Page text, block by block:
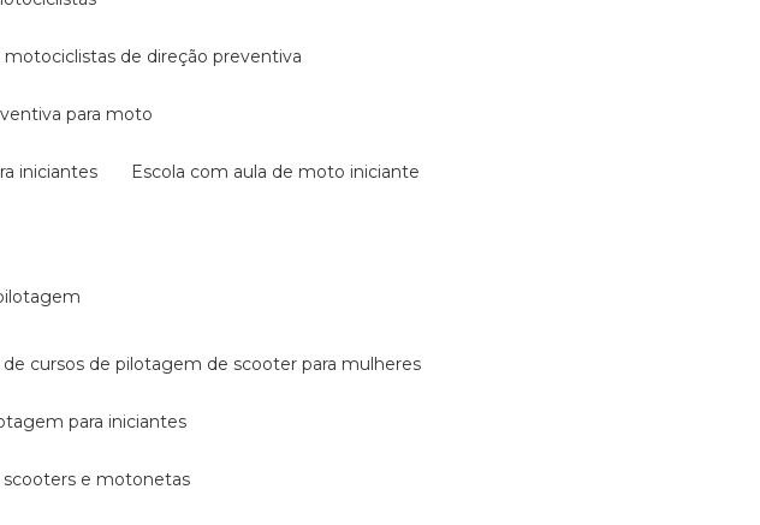
motociclistas de direção preventiva
para moto
iniciantes escola com aula de moto iniciante
de cursos de pilotagem de scooter para mulheres
para iniciantes
scooters e motonetas